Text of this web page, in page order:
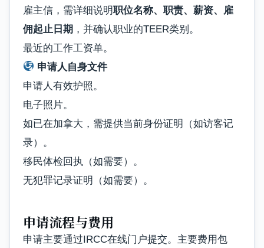
雇主信，需详细说明职位名称、职责、薪资、雇
佣起止日期 ，并确认职业的TEER类别。
最近的工作工资单。
申请人自身文件
申请人有效护照。
电子照片。
如已在加拿大，需提供当前身份证明（如访客记
录）。
移民体检回执（如需要）。
无犯罪记录证明（如需要）。
申请流程与费用
申请主要通过IRCC在线门户提交。主要费用包